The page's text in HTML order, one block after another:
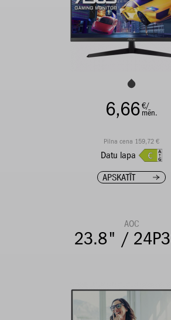
6,66 €/
mēn.
Pilna cena 159,72 €
Datu lapa
APSKATĪT
AOC
23.8" /